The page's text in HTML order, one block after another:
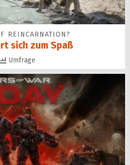
REINCARNATION?
sich zum Spaß
Umfrage